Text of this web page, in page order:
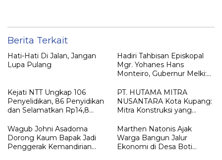
Berita Terkait
Hati-Hati Di Jalan, Jangan
Lupa Pulang
Hadiri Tahbisan Episkopal
Mgr. Yohanes Hans
Monteiro, Gubernur Melki:
Orang-Orang Susah”
Kejati NTT Ungkap 106
Penyelidikan, 86 Penyidikan
dan Selamatkan Rp14,8
Sepanjang 2025
PT. HUTAMA MITRA
NUSANTARA Kota Kupang:
Mitra Konstruksi yang
Excellence
Wagub Johni Asadoma
Dorong Kaum Bapak Jadi
Penggerak Kemandirian
Marthen Natonis Ajak
Warga Bangun Jalur
Ekonomi di Desa Boti